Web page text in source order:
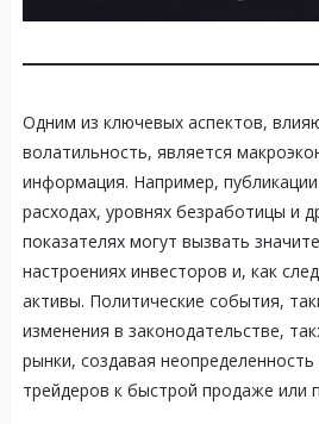
Одним из ключевых аспектов,
волатильность, является
информация. Например,
расходах, уровнях безработицы и
показателях могут вызвать
настроениях инвесторов и, как
активы. Политические события,
изменения в законодательстве,
рынки, создавая
трейдеров к быстрой продаже или